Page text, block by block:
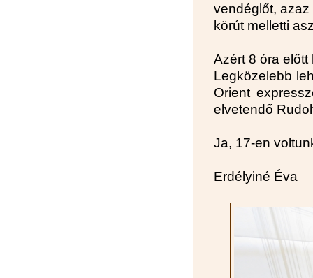
vendéglőt,
körút melletti
Azért 8 óra
Legközelebb
Orient
elvetendő
Ja, 17-en
Erdélyiné Éva